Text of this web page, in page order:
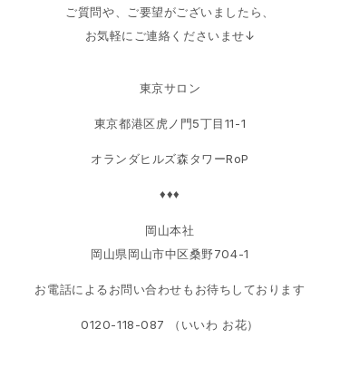
ご質問や、ご要望がございましたら、
お気軽にご連絡くださいませ↓
東京サロン
東京都港区虎ノ門5丁目11-1
オランダヒルズ森タワーRoP
♦♦♦
岡山本社
岡山県岡山市中区桑野704-1
お電話によるお問い合わせもお待ちしております
0120-118-087 （いいわ お花）